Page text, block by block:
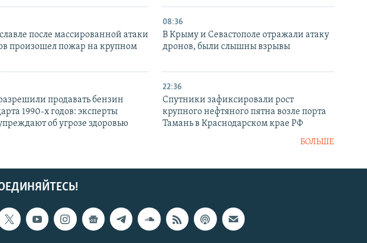
после массированной атаки
произошел пожар на крупном
08:36
В Крыму и Севастополе отражали атаку
дронов, были слышны взрывы
продавать бензин
1990-х годов: эксперты
об угрозе здоровью
22:36
Спутники зафиксировали рост
крупного нефтяного пятна возле порта
Тамань в Краснодарском крае РФ
БОЛЬШЕ